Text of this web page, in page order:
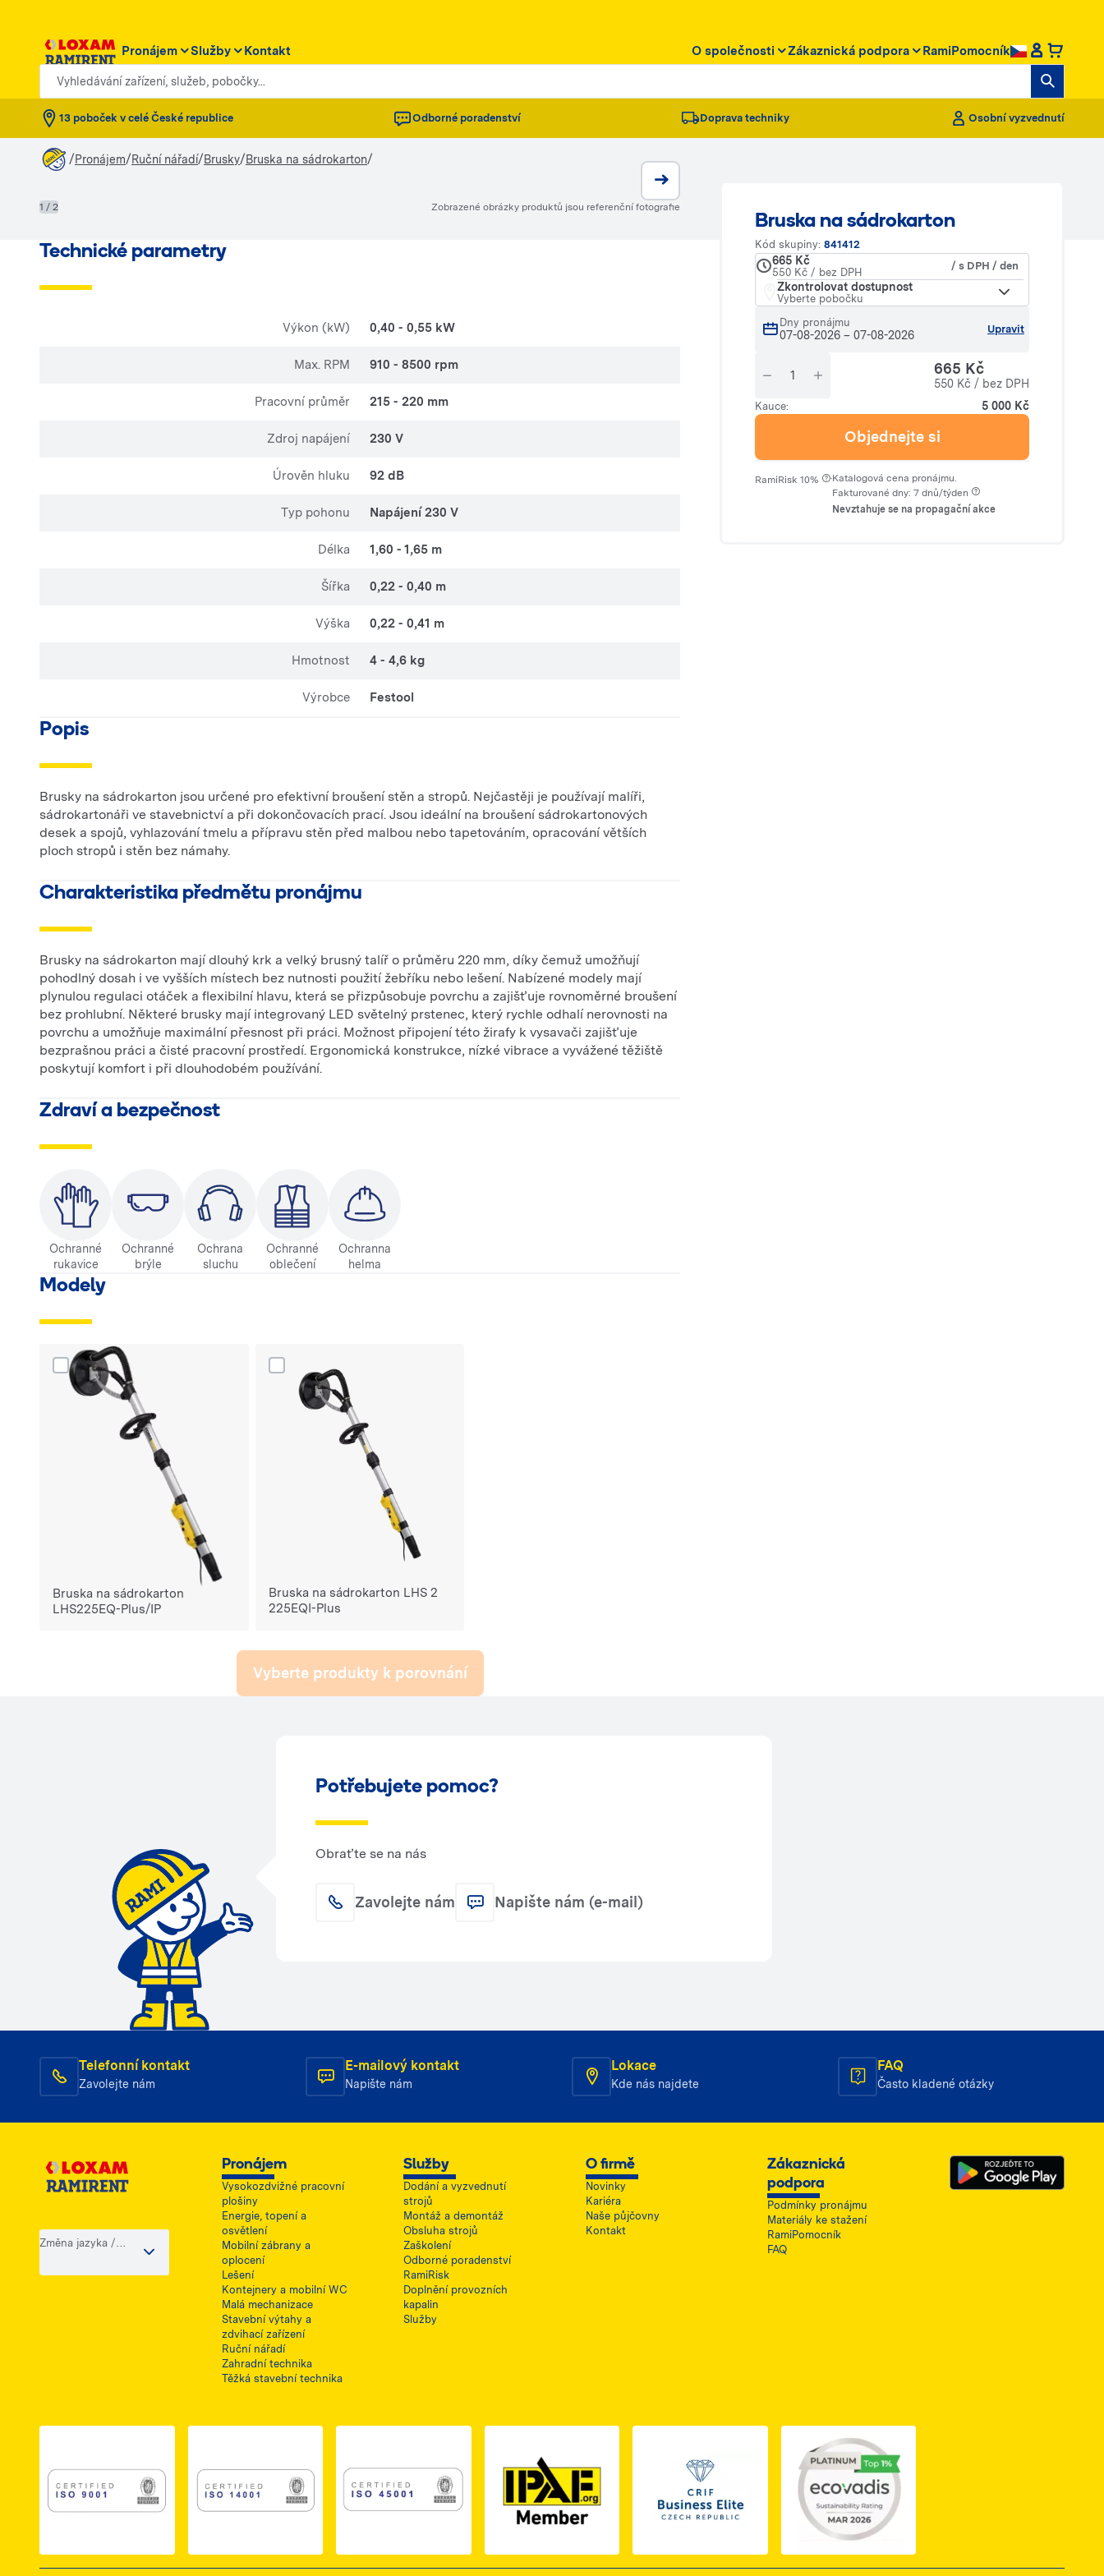
Pronájem Služby Kontakt O společnosti Zákaznická podpora RamiPomocník
Vyhledávání zařízení, služeb, pobočky...
13 poboček v celé České republice Odborné poradenství Doprava techniky Osobní vyzvednutí
/Pronájem/Ruční nářadí/Brusky/Bruska na sádrokarton/
Bruska na sádrokarton
Kód skupiny: 841412
665 Kč
550 Kč / bez DPH
/ s DPH / den
Zkontrolovat dostupnost
Vyberte pobočku
Dny pronájmu
07-08-2026 – 07-08-2026 Upravit
665 Kč
550 Kč / bez DPH
Kauce: 5 000 Kč
Objednejte si
RamiRisk 10% ·Katalogová cena pronájmu.
Fakturované dny: 7 dnů/týden
Nevztahuje se na propagační akce
1 / 2 Zobrazené obrázky produktů jsou referenční fotografie
Technické parametry
Výkon (kW) 0,40 - 0,55 kW
Max. RPM 910 - 8500 rpm
Pracovní průměr 215 - 220 mm
Zdroj napájení 230 V
Úrověn hluku 92 dB
Typ pohonu Napájení 230 V
Délka 1,60 - 1,65 m
Šířka 0,22 - 0,40 m
Výška 0,22 - 0,41 m
Hmotnost 4 - 4,6 kg
Výrobce Festool
Popis
Brusky na sádrokarton jsou určené pro efektivní broušení stěn a stropů. Nejčastěji je používají malíři,
sádrokartonáři ve stavebnictví a při dokončovacích prací. Jsou ideální na broušení sádrokartonových
desek a spojů, vyhlazování tmelu a přípravu stěn před malbou nebo tapetováním, opracování větších
ploch stropů i stěn bez námahy.
Charakteristika předmětu pronájmu
Brusky na sádrokarton mají dlouhý krk a velký brusný talíř o průměru 220 mm, díky čemuž umožňují
pohodlný dosah i ve vyšších místech bez nutnosti použití žebříku nebo lešení. Nabízené modely mají
plynulou regulaci otáček a flexibilní hlavu, která se přizpůsobuje povrchu a zajišťuje rovnoměrné broušení
bez prohlubní. Některé brusky mají integrovaný LED světelný prstenec, který rychle odhalí nerovnosti na
povrchu a umožňuje maximální přesnost při práci. Možnost připojení této žirafy k vysavači zajišťuje
bezprašnou práci a čisté pracovní prostředí. Ergonomická konstrukce, nízké vibrace a vyvážené těžiště
poskytují komfort i při dlouhodobém používání.
Zdraví a bezpečnost
Ochranné
rukavice
Ochranné
brýle
Ochrana
sluchu
Ochranné
oblečení
Ochranna
helma
Modely
Dodaj produkt Bruska na sádrokarton LHS225EQ-Plus/IP do porównania
Bruska na sádrokarton
LHS225EQ-Plus/IP
Dodaj produkt Bruska na sádrokarton LHS 2 225EQI-Plus do porównania
Bruska na sádrokarton LHS 2
225EQI-Plus
Vyberte produkty k porovnání
Potřebujete pomoc?
Obraťte se na nás
Zavolejte nám Napište nám (e-mail)
Telefonní kontakt
Zavolejte nám
E-mailový kontakt
Napište nám
Lokace
Kde nás najdete
FAQ
Často kladené otázky
Změna jazyka /
Pronájem
Vysokozdvižné pracovní
plošiny
Energie, topení a
osvětlení
Mobilní zábrany a
oplocení
Lešení
Kontejnery a mobilní WC
Malá mechanizace
Stavební výtahy a
zdvihací zařízení
Ruční nářadí
Zahradní technika
Těžká stavební technika
Služby
Dodání a vyzvednutí
strojů
Montáž a demontáž
Obsluha strojů
Zaškolení
Odborné poradenství
RamiRisk
Doplnění provozních
kapalin
Služby
O firmě
Novinky
Kariéra
Naše půjčovny
Kontakt
Zákaznická
podpora
Podmínky pronájmu
Materiály ke stažení
RamiPomocník
FAQ
Link do dokumentu PDF z certyfikatem ISO 1, otwiera się w nowej karcie
Link do dokumentu PDF z certyfikatem ISO 2, otwiera się w nowej karcie
Link do dokumentu PDF z certyfikatem ISO 3, otwiera się w nowej karcieLink do dokumentu PDF z certyfikatem Business Elite, otwiera się